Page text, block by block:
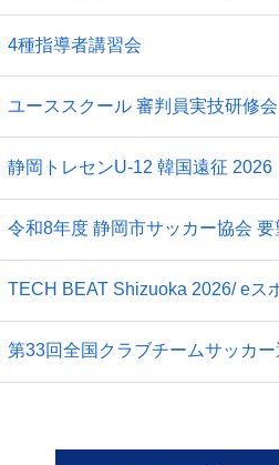
4種指導者講習会
ユーススクール 審判員実技研修会
静岡トレセンU-12 韓国遠征 2026
令和8年度 静岡市サッカー協会
TECH BEAT Shizuoka 2026/ eス
第33回全国クラブチームサッカ